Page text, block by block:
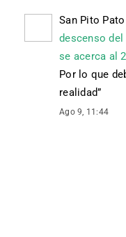
San Pito Pato
descenso del
se acerca al
Por lo que
realidad”
Ago 9, 11:44